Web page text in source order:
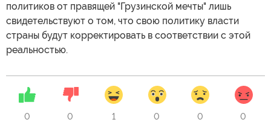
политиков от правящей "Грузинской мечты" лишь
свидетельствуют о том, что свою политику власти
страны будут корректировать в соответствии с этой
реальностью.
0 0 1 0 0 0